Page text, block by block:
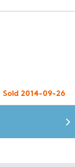
Sold 2014-09-26